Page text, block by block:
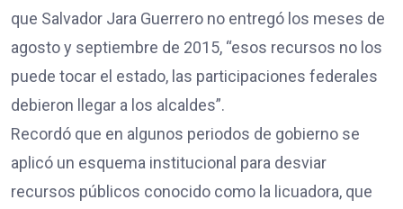
que Salvador Jara Guerrero no entregó los meses de
agosto y septiembre de 2015, “esos recursos no los
puede tocar el estado, las participaciones federales
debieron llegar a los alcaldes”.
Recordó que en algunos periodos de gobierno se
aplicó un esquema institucional para desviar
recursos públicos conocido como la licuadora, que